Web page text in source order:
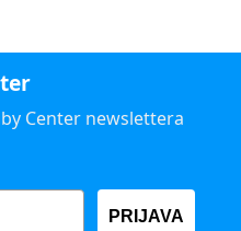
Center newslettera
PRIJAVA